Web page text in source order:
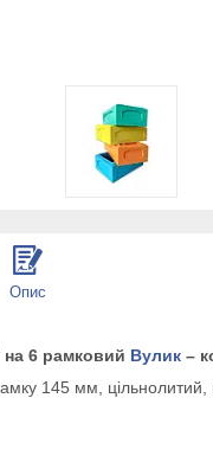
Опис
на 6 рамковий Вулик –
145 мм,